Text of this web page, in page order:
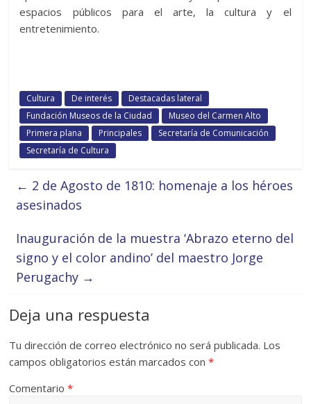
espacios públicos para el arte, la cultura y el
entretenimiento.
Cultura De interés
Destacadas lateral
Fundación Museos de la Ciudad
Museo del Carmen Alto
Primera plana
Principales
Secretaría de Comunicación
Secretaría de Cultura
← 2 de Agosto de 1810: homenaje a los héroes
asesinados
Inauguración de la muestra ‘Abrazo eterno del
signo y el color andino’ del maestro Jorge
Perugachy →
Deja una respuesta
Tu dirección de correo electrónico no será publicada. Los
campos obligatorios están marcados con*
Comentario*